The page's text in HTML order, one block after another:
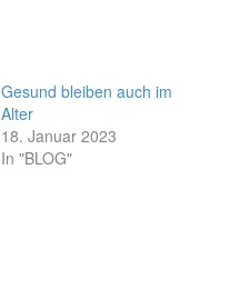
Gesund bleiben auch im
Alter
18. Januar 2023
In "BLOG"